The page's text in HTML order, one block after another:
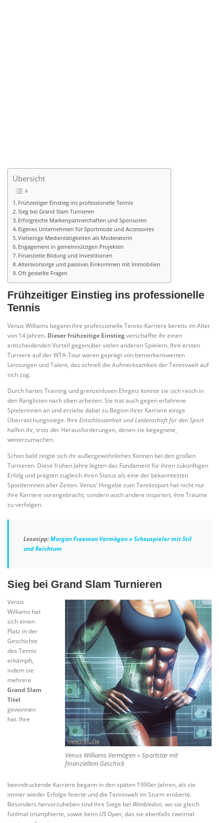
Übersicht
Frühzeitiger Einstieg ins professionelle Tennis
Sieg bei Grand Slam Turnieren
Erfolgreiche Markenpartnerchaften und Sponsoren
Eigenes Unternehmen für Sportmode und Accessoires
Vielseitige Medientätigkeiten als Moderatorin
Engagement in gemeinnützigen Projekten
Finanzielle Bildung und Investitionen
Altersvorsorge und passives Einkommen mit Immobilien
Oft gestellte Fragen
Frühzeitiger Einstieg ins professionelle
Tennis
Venus Williams begann ihre professionelle Tennis-Karriere bereits im Alter
von 14 Jahren. Dieser frühzeitige Einstiegverschaffte ihr einen
entscheidenden Vorteil gegenüber vielen anderen Spielern. Ihre ersten
Turniere auf der WTA-Tour waren geprägt von bemerkenswerten
Leistungen und Talent, das schnell die Aufmerksamkeit der Tenniswelt auf
sich zog.
Durch hartes Training und grenzenlosen Ehrgeiz konnte sie sich rasch in
den Ranglisten nach oben arbeiten. Sie trat auch gegen erfahrene
Spielerinnen an und erzielte dabei zu Beginn ihrer Karriere einige
Überraschungssiege. Ihre Entschlossenheit und Leidenschaft für den Sport
halfen ihr, trotz der Herausforderungen, denen sie begegnete,
weiterzumachen.
Schon bald zeigte sich ihr außergewöhnliches Können bei den großen
Turnieren. Diese frühen Jahre legten das Fundament für ihren zukünftigen
Erfolg und prägten zugleich ihren Status als eine der bekanntesten
Sportlerinnen aller Zeiten. Venus‘ Hingabe zum Tennissport hat nicht nur
ihre Karriere vorangebracht, sondern auch andere inspiriert, ihre Träume
zu verfolgen.
Lesetipp:Morgan Freeman Vermögen » Schauspieler mit Stil
und Reichtum
Sieg bei Grand Slam Turnieren
Venus Williams Vermögen » Sportstar mit
finanziellem Geschick
Venus
Williams hat
sich einen
Platz in der
Geschichte
des Tennis
erkämpft,
indem sie
mehrere
Grand Slam
Titel
gewonnen
hat. Ihre
beeindruckende Karriere begann in den späten 1990er Jahren, als sie
immer wieder Erfolge feierte und die Tenniswelt im Sturm eroberte.
Besonders hervorzuheben sind ihre Siege bei Wimbledon, wo sie gleich
fünfmal triumphierte, sowie beim US Open, das sie ebenfalls zweimal